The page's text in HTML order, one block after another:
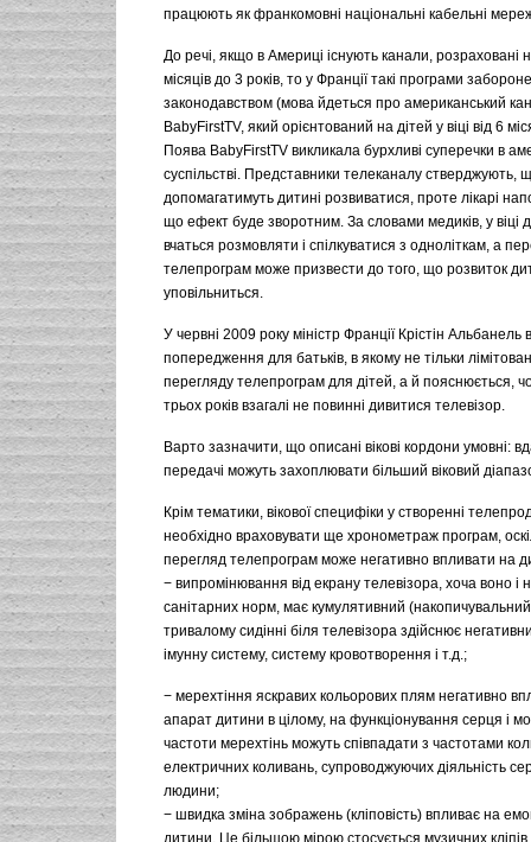
працюють як франкомовні національні кабельні
До речі, якщо в Америці існують канали, розраховані
місяців до 3 років, то у Франції такі програми
законодавством (мова йдеться про американський
BabyFirstTV, який орієнтований на дітей у віці від 6
Поява BabyFirstTV викликала бурхливі суперечки в
суспільстві. Представники телеканалу стверджують,
допомагатимуть дитині розвиватися, проте лікарі
що ефект буде зворотним. За словами медиків, у віці
вчаться розмовляти і спілкуватися з одноліткам, а
телепрограм може призвести до того, що розвиток
уповільниться.
У червні 2009 року міністр Франції Крістін Альбанель
попередження для батьків, в якому не тільки
перегляду телепрограм для дітей, а й пояснюється,
трьох років взагалі не повинні дивитися телевізор.
Варто зазначити, що описані вікові кордони умовні:
передачі можуть захоплювати більший віковий
Крім тематики, вікової специфіки у створенні
необхідно враховувати ще хронометраж програм,
перегляд телепрограм може негативно впливати на
− випромінювання від екрану телевізора, хоча воно і
санітарних норм, має кумулятивний
тривалому сидінні біля телевізора здійснює
імунну систему, систему кровотворення і т.д.;
− мерехтіння яскравих кольорових плям негативно
апарат дитини в цілому, на функціонування серця і
частоти мерехтінь можуть співпадати з частотами
електричних коливань, супроводжуючих діяльність
людини;
− швидка зміна зображень (кліповість) впливає на
дитини. Це більшою мірою стосується музичних кліпів